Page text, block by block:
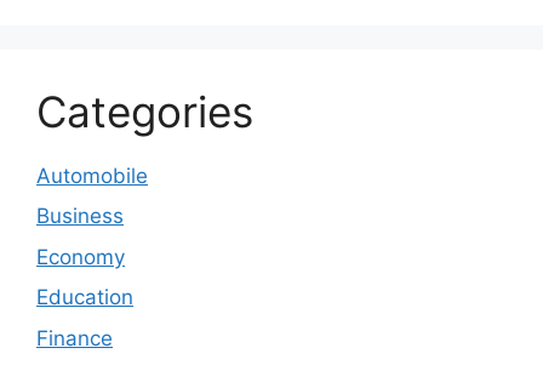
Categories
Automobile
Business
Economy
Education
Finance